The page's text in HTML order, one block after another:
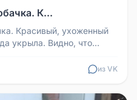
К...
Красивый, ухоженный
укрыла. Видно, что
из VK